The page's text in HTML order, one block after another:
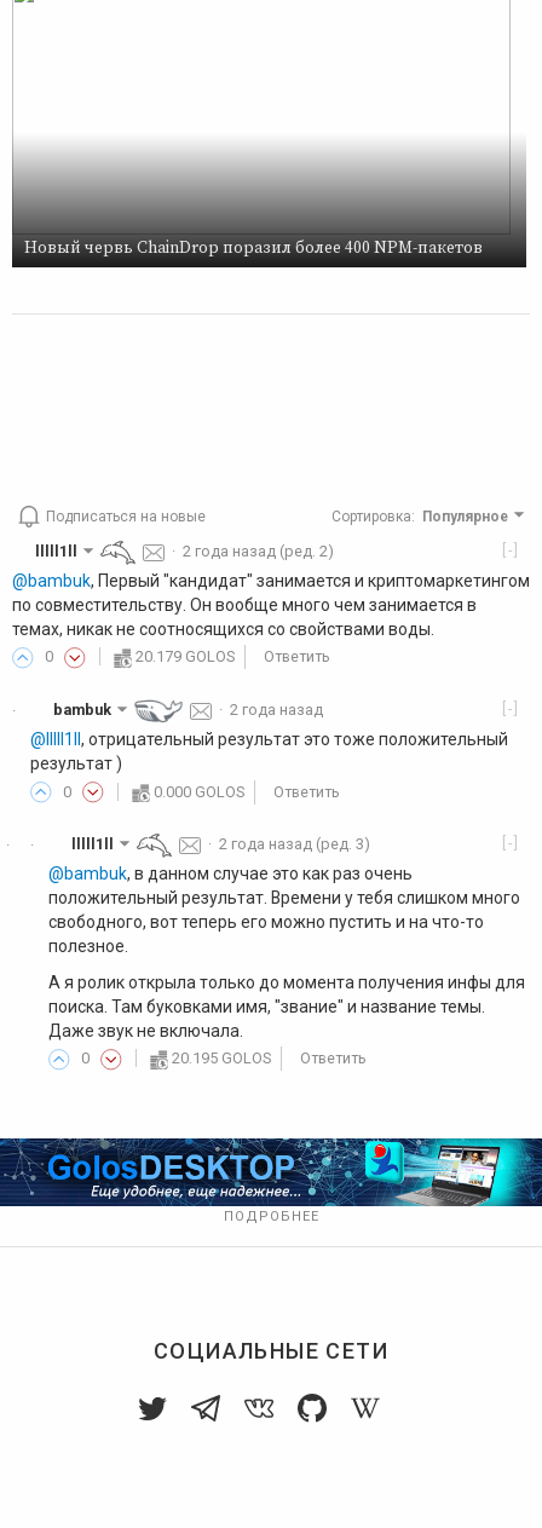
Новый червь ChainDrop поразил более 400 NPM-пакетов
Подписаться на новые Сортировка: Популярное
[-]
lllll1ll ·2 года назад (ред. 2)
@bambuk, Первый "кандидат" занимается и криптомаркетингом
по совместительству. Он вообще много чем занимается в
темах, никак не соотносящихся со свойствами воды.
0 20.179 GOLOS Ответить
· [-]
bambuk · 2 года назад
@lllll1ll , отрицательный результат это тоже положительный
результат )
0 0.000 GOLOS Ответить
·
· [-]
lllll1ll ·2 года назад (ред. 3)
@bambuk, в данном случае это как раз очень
положительный результат. Времени у тебя слишком много
свободного, вот теперь его можно пустить и на что-то
полезное.
А я ролик открыла только до момента получения инфы для
поиска. Там буковками имя, "звание" и название темы.
Даже звук не включала.
0 20.195 GOLOS Ответить
ПОДРОБНЕЕ
СОЦИАЛЬНЫЕ СЕТИ